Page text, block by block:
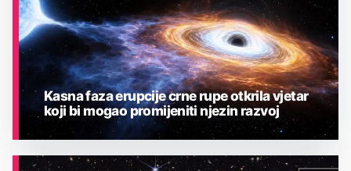
Kasna faza erupcije crne rupe otkrila vjetar
koji bi mogao promijeniti njezin razvoj